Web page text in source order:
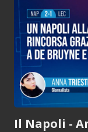
Il Napoli -